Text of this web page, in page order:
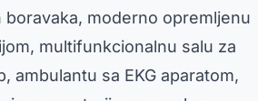
boravaka, moderno opremljenu
multifunkcionalnu salu za
ambulantu sa EKG aparatom,